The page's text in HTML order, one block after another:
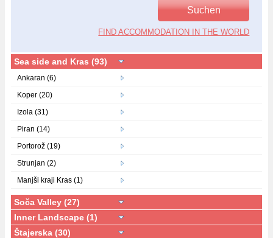
FIND ACCOMMODATION IN THE WORLD
Sea side and Kras (93)
Ankaran (6)
Koper (20)
Izola (31)
Piran (14)
Portorož (19)
Strunjan (2)
Manjši kraji Kras (1)
Soča Valley (27)
Inner Landscape (1)
Štajerska (30)